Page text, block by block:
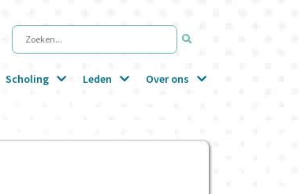
Zoeken...
Scholing Leden Over ons